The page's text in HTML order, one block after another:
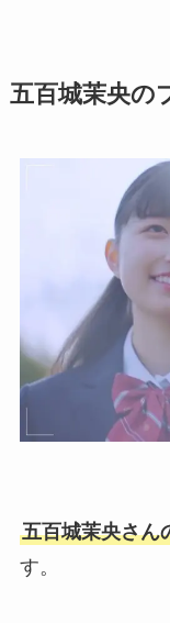
五百城茉央の
五百城茉央さん
す。